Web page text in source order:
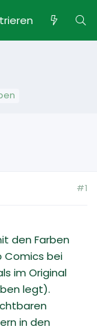
#1
den Farben
Comics bei
im Original
legt).
in den